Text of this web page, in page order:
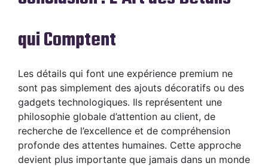
qui Comptent
Les détails qui font une expérience premium ne
sont pas simplement des ajouts décoratifs ou des
gadgets technologiques. Ils représentent une
philosophie globale d’attention au client, de
recherche de l’excellence et de compréhension
profonde des attentes humaines. Cette approche
devient plus importante que jamais dans un monde